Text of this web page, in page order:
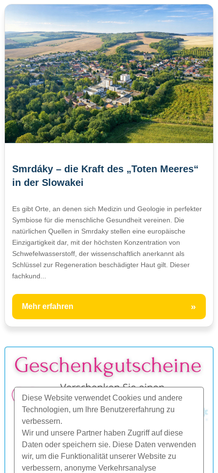
Diese Website verwendet Cookies und andere
Technologien, um Ihre Benutzererfahrung zu
verbessern.
Wir und unsere Partner haben Zugriff auf diese
Daten oder speichern sie. Diese Daten verwenden
wir, um die Funktionalität unserer Website zu
verbessern, anonyme Verkehrsanalyse
Smrdáky – die Kraft des „Toten Meeres“
in der Slowakei
Es gibt Orte, an denen sich Medizin und Geologie in perfekter
Symbiose für die menschliche Gesundheit vereinen. Die
natürlichen Quellen in Smrdaky stellen eine europäische
Einzigartigkeit dar, mit der höchsten Konzentration von
Schwefelwasserstoff, der wissenschaftlich anerkannt als
Schlüssel zur Regeneration beschädigter Haut gilt. Dieser
fachkund...
Mehr erfahren »